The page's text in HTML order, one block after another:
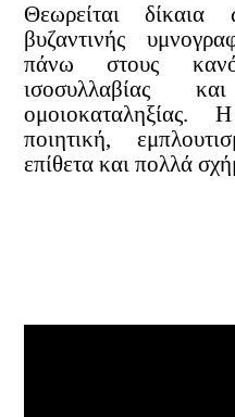
Θεωρείται δίκαια
βυζαντινής
πάνω στους
ισοσυλλαβίας
ποιητική,
επίθετα και πολλά